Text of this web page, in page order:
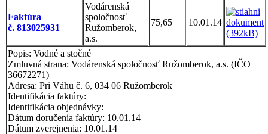
Faktúra
č. 813025931
Vodárenská
spoločnosť
Ružomberok,
a.s.
75,65 10.01.14
Popis: Vodné a stočné
Zmluvná strana: Vodárenská spoločnosť Ružomberok, a.s. (IČO
36672271)
Adresa: Pri Váhu č. 6, 034 06 Ružomberok
Identifikácia faktúry:
Identifikácia objednávky:
Dátum doručenia faktúry: 10.01.14
Dátum zverejnenia: 10.01.14